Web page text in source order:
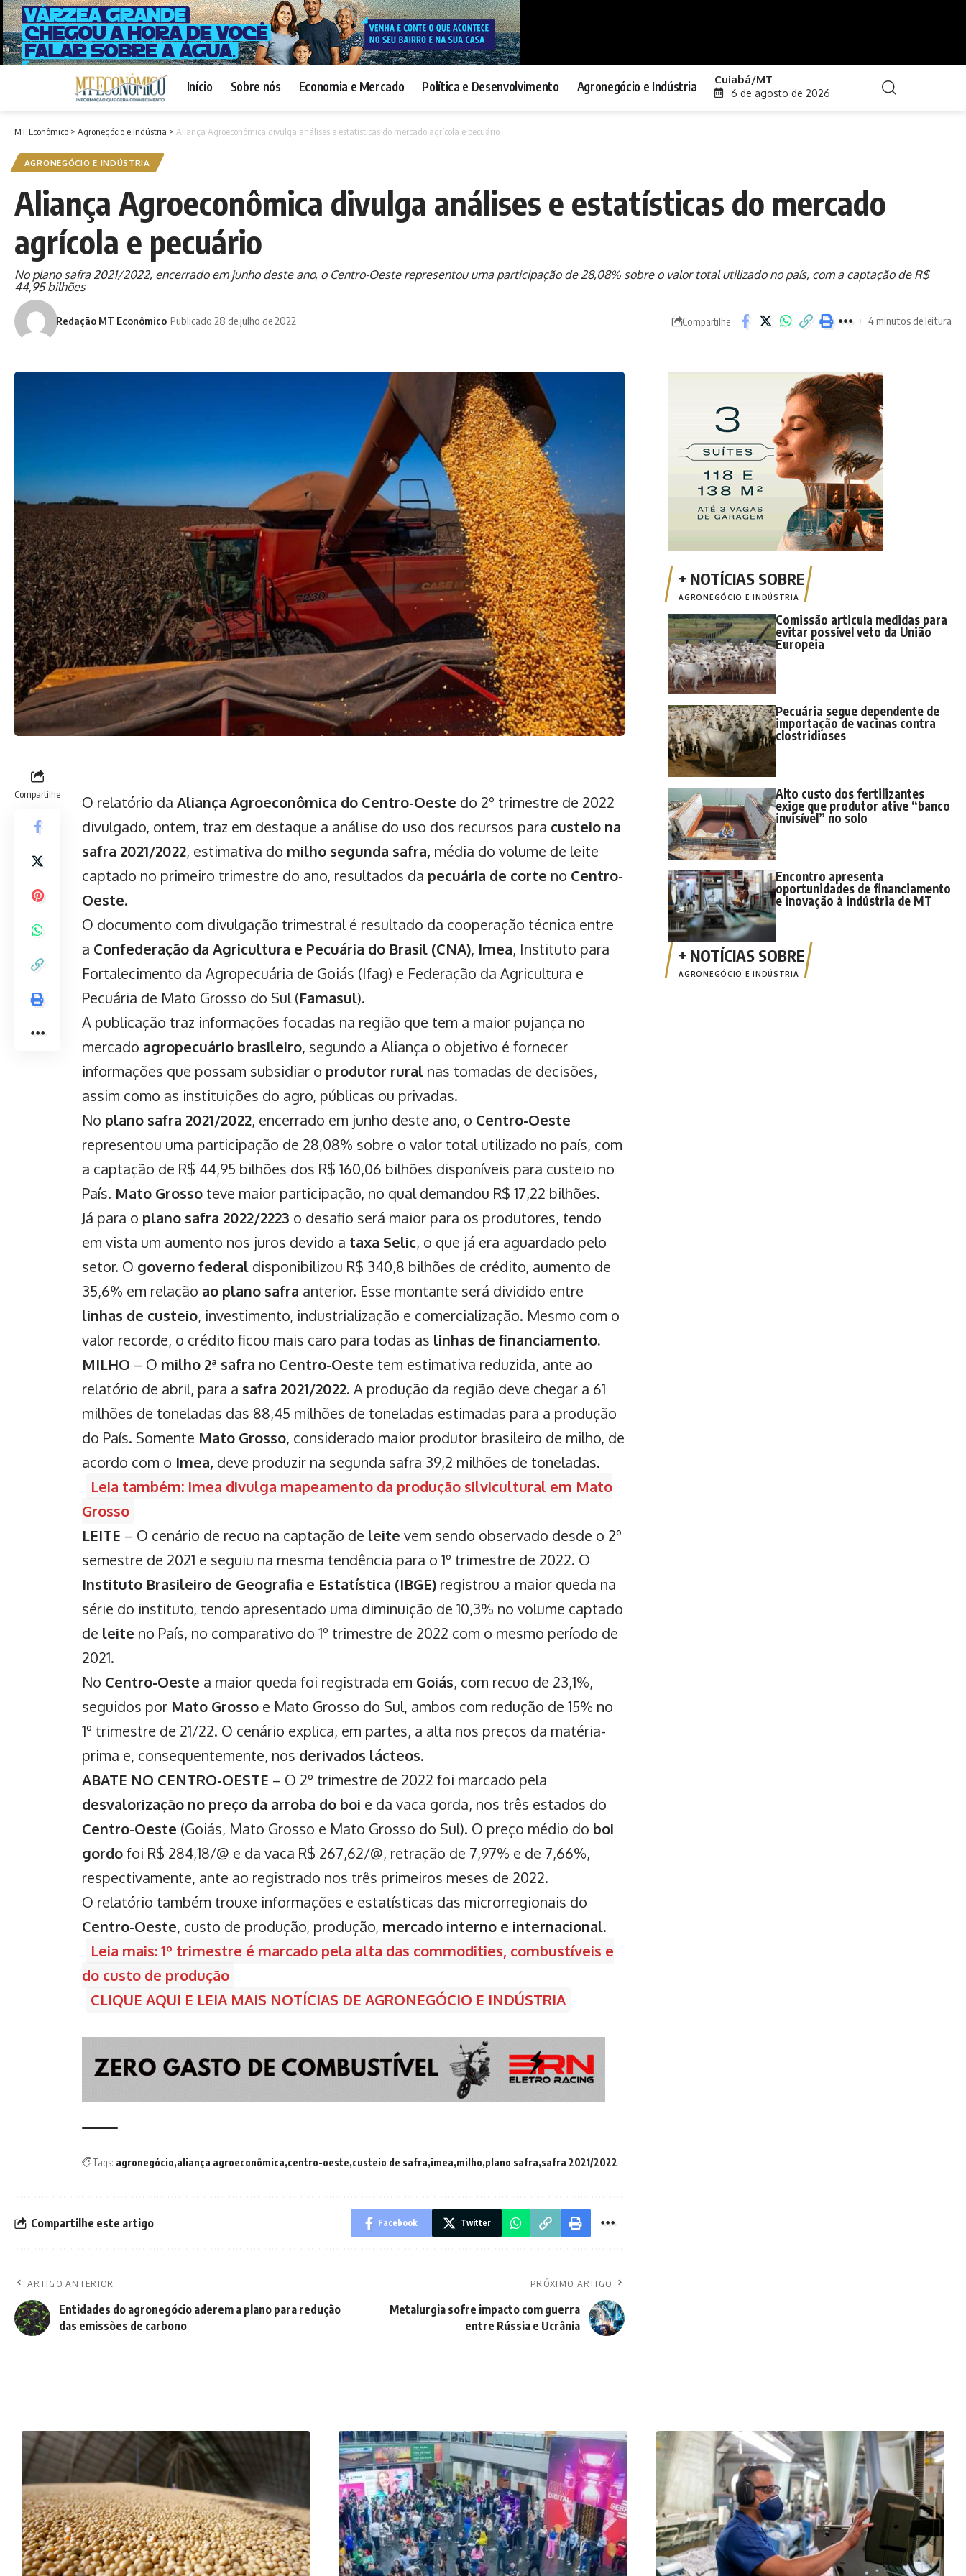
Início Sobre nós Economia e Mercado Política e Desenvolvimento Agronegócio e Indústria Cuiabá/MT
6 de agosto de 2026
MT Econômico > Agronegócio e Indústria > Aliança Agroeconômica divulga análises e estatísticas do mercado agrícola e pecuário
AGRONEGÓCIO E INDÚSTRIA
Aliança Agroeconômica divulga análises e estatísticas do mercado
agrícola e pecuário
No plano safra 2021/2022, encerrado em junho deste ano, o Centro-Oeste representou uma participação de 28,08% sobre o valor total utilizado no país, com a captação de R$
44,95 bilhões
Redação MT Econômico Publicado 28 de julho de 2022 Compartilhe 4 minutos de leitura
Compartilhe O relatório da Aliança Agroeconômica do Centro-Oeste do 2º trimestre de 2022
divulgado, ontem, traz em destaque a análise do uso dos recursos para custeio na
safra 2021/2022, estimativa do milho segunda safra, média do volume de leite
captado no primeiro trimestre do ano, resultados da pecuária de corte no Centro-
Oeste.
O documento com divulgação trimestral é resultado da cooperação técnica entre
a Confederação da Agricultura e Pecuária do Brasil (CNA), Imea, Instituto para
Fortalecimento da Agropecuária de Goiás (Ifag) e Federação da Agricultura e
Pecuária de Mato Grosso do Sul (Famasul).
A publicação traz informações focadas na região que tem a maior pujança no
mercado agropecuário brasileiro, segundo a Aliança o objetivo é fornecer
informações que possam subsidiar o produtor rural nas tomadas de decisões,
assim como as instituições do agro, públicas ou privadas.
No plano safra 2021/2022, encerrado em junho deste ano, o Centro-Oeste
representou uma participação de 28,08% sobre o valor total utilizado no país, com
a captação de R$ 44,95 bilhões dos R$ 160,06 bilhões disponíveis para custeio no
País. Mato Grosso teve maior participação, no qual demandou R$ 17,22 bilhões.
Já para o plano safra 2022/2223 o desafio será maior para os produtores, tendo
em vista um aumento nos juros devido a taxa Selic, o que já era aguardado pelo
setor. O governo federal disponibilizou R$ 340,8 bilhões de crédito, aumento de
35,6% em relação ao plano safra anterior. Esse montante será dividido entre
linhas de custeio, investimento, industrialização e comercialização. Mesmo com o
valor recorde, o crédito ficou mais caro para todas as linhas de financiamento.
MILHO – O milho 2ª safra no Centro-Oeste tem estimativa reduzida, ante ao
relatório de abril, para a safra 2021/2022. A produção da região deve chegar a 61
milhões de toneladas das 88,45 milhões de toneladas estimadas para a produção
do País. Somente Mato Grosso, considerado maior produtor brasileiro de milho, de
acordo com o Imea, deve produzir na segunda safra 39,2 milhões de toneladas.
Leia também: Imea divulga mapeamento da produção silvicultural em Mato
Grosso
LEITE – O cenário de recuo na captação de leite vem sendo observado desde o 2º
semestre de 2021 e seguiu na mesma tendência para o 1º trimestre de 2022. O
Instituto Brasileiro de Geografia e Estatística (IBGE) registrou a maior queda na
série do instituto, tendo apresentado uma diminuição de 10,3% no volume captado
de leite no País, no comparativo do 1º trimestre de 2022 com o mesmo período de
2021.
No Centro-Oeste a maior queda foi registrada em Goiás, com recuo de 23,1%,
seguidos por Mato Grosso e Mato Grosso do Sul, ambos com redução de 15% no
1º trimestre de 21/22. O cenário explica, em partes, a alta nos preços da matéria-
prima e, consequentemente, nos derivados lácteos.
ABATE NO CENTRO-OESTE – O 2º trimestre de 2022 foi marcado pela
desvalorização no preço da arroba do boi e da vaca gorda, nos três estados do
Centro-Oeste (Goiás, Mato Grosso e Mato Grosso do Sul). O preço médio do boi
gordofoi R$ 284,18/@ e da vaca R$ 267,62/@, retração de 7,97% e de 7,66%,
respectivamente, ante ao registrado nos três primeiros meses de 2022.
O relatório também trouxe informações e estatísticas das microrregionais do
Centro-Oeste, custo de produção, produção, mercado interno e internacional.
Leia mais: 1º trimestre é marcado pela alta das commodities, combustíveis e
do custo de produção
CLIQUE AQUI E LEIA MAIS NOTÍCIAS DE AGRONEGÓCIO E INDÚSTRIA
Tags: agronegócio aliança agroeconômica centro-oeste custeio de safra imea milho plano safra safra 2021/2022
Compartilhe este artigo Facebook Twitter
ARTIGO ANTERIOR
Entidades do agronegócio aderem a plano para redução
das emissões de carbono
PRÓXIMO ARTIGO
Metalurgia sofre impacto com guerra
entre Rússia e Ucrânia
AGRONEGÓCIO E INDÚSTRIA
Comissão articula medidas para
evitar possível veto da União
Europeia
Pecuária segue dependente de
importação de vacinas contra
clostridioses
Alto custo dos fertilizantes
exige que produtor ative “banco
invisível” no solo
Encontro apresenta
oportunidades de financiamento
e inovação à indústria de MT
AGRONEGÓCIO E INDÚSTRIA